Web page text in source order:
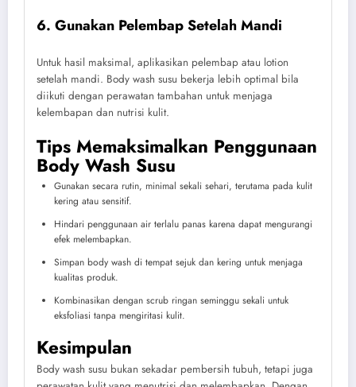
6. Gunakan Pelembap Setelah Mandi
Untuk hasil maksimal, aplikasikan pelembap atau lotion
setelah mandi. Body wash susu bekerja lebih optimal bila
diikuti dengan perawatan tambahan untuk menjaga
kelembapan dan nutrisi kulit.
Tips Memaksimalkan Penggunaan
Body Wash Susu
Gunakan secara rutin, minimal sekali sehari, terutama pada kulit
kering atau sensitif.
Hindari penggunaan air terlalu panas karena dapat mengurangi
efek melembapkan.
Simpan body wash di tempat sejuk dan kering untuk menjaga
kualitas produk.
Kombinasikan dengan scrub ringan seminggu sekali untuk
eksfoliasi tanpa mengiritasi kulit.
Kesimpulan
Body wash susu bukan sekadar pembersih tubuh, tetapi juga